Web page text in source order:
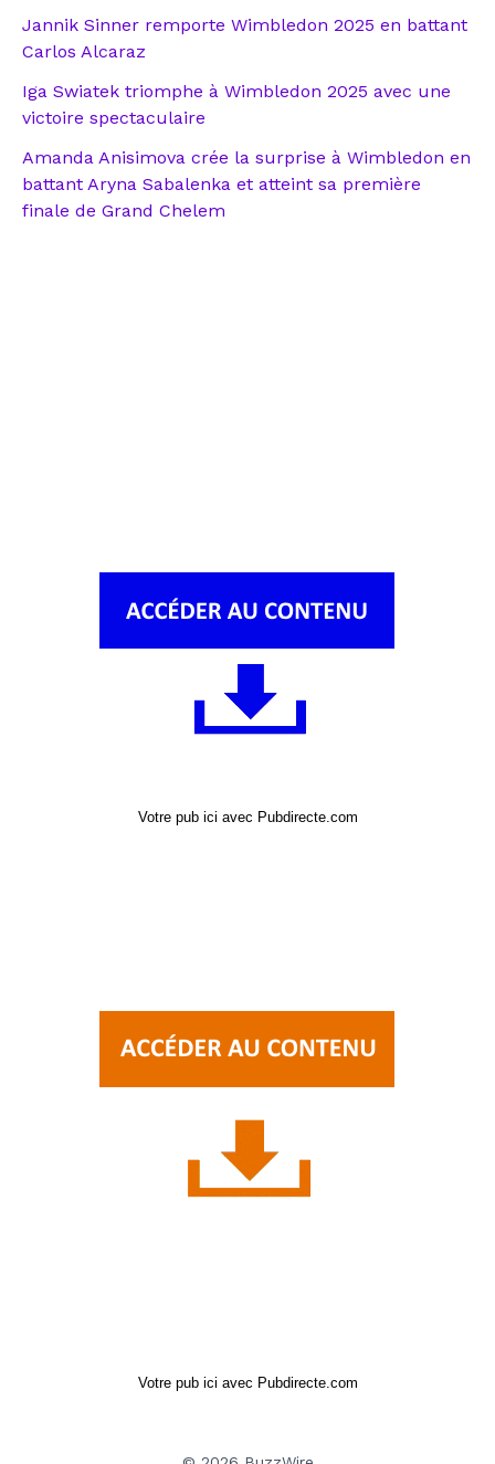
Jannik Sinner remporte Wimbledon 2025 en battant
Carlos Alcaraz
Iga Swiatek triomphe à Wimbledon 2025 avec une
victoire spectaculaire
Amanda Anisimova crée la surprise à Wimbledon en
battant Aryna Sabalenka et atteint sa première
finale de Grand Chelem
Votre pub ici avec Pubdirecte.com
Votre pub ici avec Pubdirecte.com